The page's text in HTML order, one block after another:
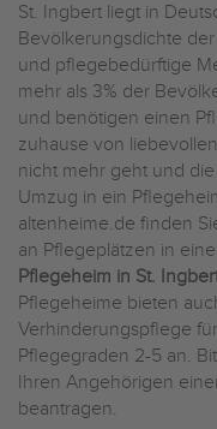
St. Ingbert liegt in
Bevölkerungsdichte
und pflegebedürftige
mehr als 3% der
und benötigen einen
zuhause von
nicht mehr geht und
Umzug in ein
altenheime.de finden
an Pflegeplätzen in
Pflegeheim in St.
Pflegeheime bieten
Verhinderungspflege
Pflegegraden 2-5 an.
Ihren Angehörigen
beantragen.